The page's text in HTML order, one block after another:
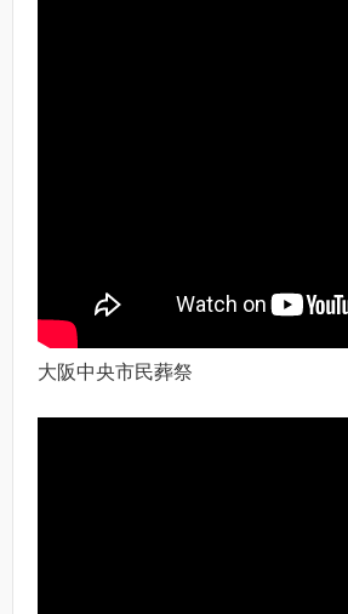
大阪中央市民葬祭